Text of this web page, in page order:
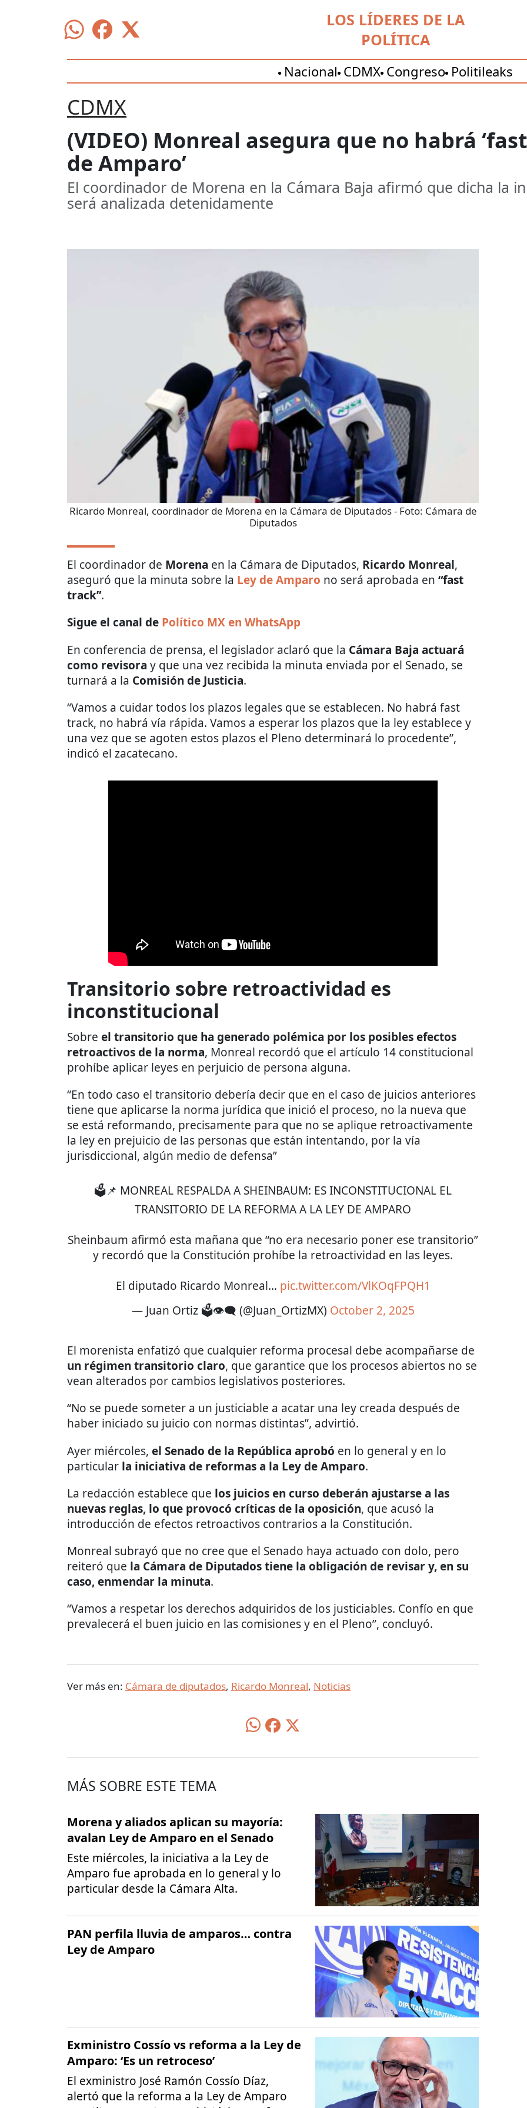
LOS LÍDERES DE LA
POLÍTICA
Nacional CDMX Congreso Politileaks
CDMX
(VIDEO) Monreal asegura que no habrá
de Amparo’
El coordinador de Morena en la Cámara Baja afirmó que dicha la
será analizada detenidamente
Ricardo Monreal, coordinador de Morena en la Cámara de Diputados- Foto: Cámara de
Diputados
El coordinador de Morena en la Cámara de Diputados, Ricardo Monreal,
aseguró que la minuta sobre la Ley de Amparo no será aprobada en “fast
track”.
Sigue el canal de Político MX en WhatsApp
En conferencia de prensa, el legislador aclaró que la Cámara Baja actuará
como revisora y que una vez recibida la minuta enviada por el Senado, se
turnará a la Comisión de Justicia.
“Vamos a cuidar todos los plazos legales que se establecen. No habrá fast
track, no habrá vía rápida. Vamos a esperar los plazos que la ley establece y
una vez que se agoten estos plazos el Pleno determinará lo procedente”,
indicó el zacatecano.
Transitorio sobre retroactividad es
inconstitucional
Sobre el transitorio que ha generado polémica por los posibles efectos
retroactivos de la norma, Monreal recordó que el artículo 14 constitucional
prohíbe aplicar leyes en perjuicio de persona alguna.
“En todo caso el transitorio debería decir que en el caso de juicios anteriores
tiene que aplicarse la norma jurídica que inició el proceso, no la nueva que
se está reformando, precisamente para que no se aplique retroactivamente
la ley en prejuicio de las personas que están intentando, por la vía
jurisdiccional, algún medio de defensa”
🗳️📌 MONREAL RESPALDA A SHEINBAUM: ES INCONSTITUCIONAL EL
TRANSITORIO DE LA REFORMA A LA LEY DE AMPARO
Sheinbaum afirmó esta mañana que “no era necesario poner ese transitorio”
y recordó que la Constitución prohíbe la retroactividad en las leyes.
El diputado Ricardo Monreal… pic.twitter.com/VlKOqFPQH1
— Juan Ortiz 🗳️👁‍🗨 (@Juan_OrtizMX) October 2, 2025
El morenista enfatizó que cualquier reforma procesal debe acompañarse de
un régimen transitorio claro, que garantice que los procesos abiertos no se
vean alterados por cambios legislativos posteriores.
“No se puede someter a un justiciable a acatar una ley creada después de
haber iniciado su juicio con normas distintas”, advirtió.
Ayer miércoles, el Senado de la República aprobó en lo general y en lo
particular la iniciativa de reformas a la Ley de Amparo.
La redacción establece que los juicios en curso deberán ajustarse a las
nuevas reglas, lo que provocó críticas de la oposición, que acusó la
introducción de efectos retroactivos contrarios a la Constitución.
Monreal subrayó que no cree que el Senado haya actuado con dolo, pero
reiteró que la Cámara de Diputados tiene la obligación de revisar y, en su
caso, enmendar la minuta.
“Vamos a respetar los derechos adquiridos de los justiciables. Confío en que
prevalecerá el buen juicio en las comisiones y en el Pleno”, concluyó.
Ver más en: Cámara de diputados, Ricardo Monreal, Noticias
MÁS SOBRE ESTE TEMA
Morena y aliados aplican su mayoría:
avalan Ley de Amparo en el Senado
Este miércoles, la iniciativa a la Ley de
Amparo fue aprobada en lo general y lo
particular desde la Cámara Alta.
PAN perfila lluvia de amparos… contra
Ley de Amparo
Exministro Cossío vs reforma a la Ley de
Amparo: ‘Es un retroceso’
El exministro José Ramón Cossío Díaz,
alertó que la reforma a la Ley de Amparo